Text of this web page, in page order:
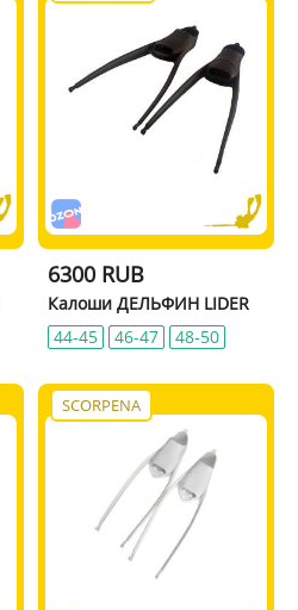
6300 RUB
Калоши ДЕЛЬФИН LIDER
44-45
46-47 48-50
SCORPENA